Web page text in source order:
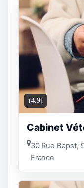
(4.9)
Cabinet
30 Rue Bapst,
France